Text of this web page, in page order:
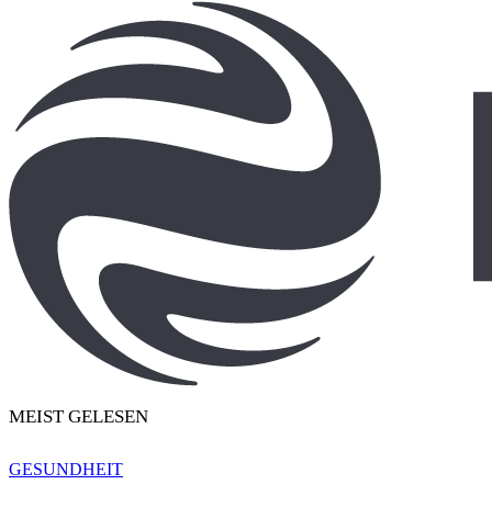
MEIST GELESEN
GESUNDHEIT